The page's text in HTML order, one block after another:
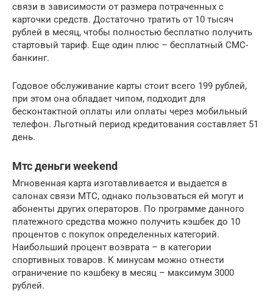
связи в зависимости от размера потраченных с
карточки средств. Достаточно тратить от 10 тысяч
рублей в месяц, чтобы полностью бесплатно получить
стартовый тариф. Еще один плюс – бесплатный СМС-
банкинг.
Годовое обслуживание карты стоит всего 199 рублей,
при этом она обладает чипом, подходит для
бесконтактной оплаты или оплаты через мобильный
телефон. Льготный период кредитования составляет 51
день.
Мтс деньги weekend
Мгновенная карта изготавливается и выдается в
салонах связи МТС, однако пользоваться ей могут и
абоненты других операторов. По программе данного
платежного средства можно получить кэшбек до 10
процентов с покупок определенных категорий.
Наибольший процент возврата – в категории
спортивных товаров. К минусам можно отнести
ограничение по кэшбеку в месяц – максимум 3000
рублей.